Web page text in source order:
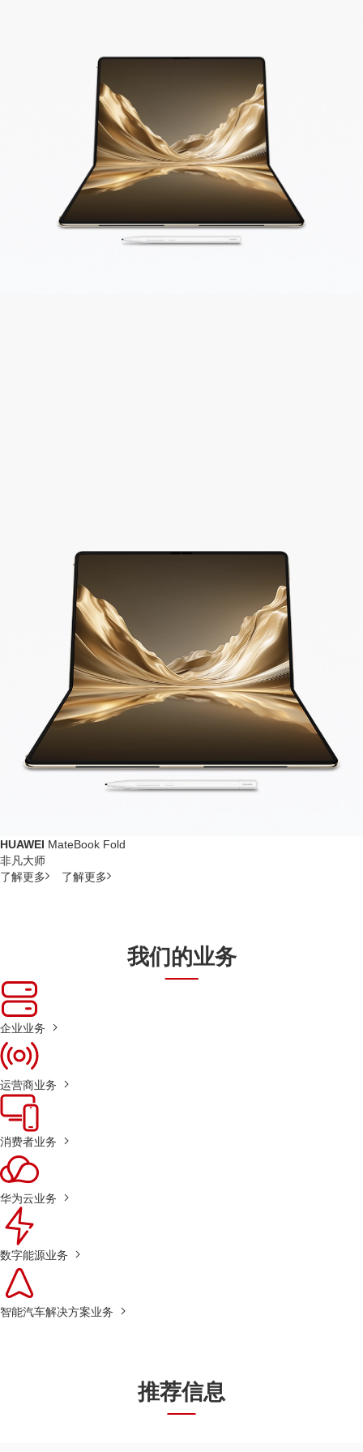
HUAWEI MateBook Fold
非凡大师
了解更多
了解更多
我们的业务
企业业务
运营商业务
消费者业务
华为云业务
数字能源业务
智能汽车解决方案业务
推荐信息